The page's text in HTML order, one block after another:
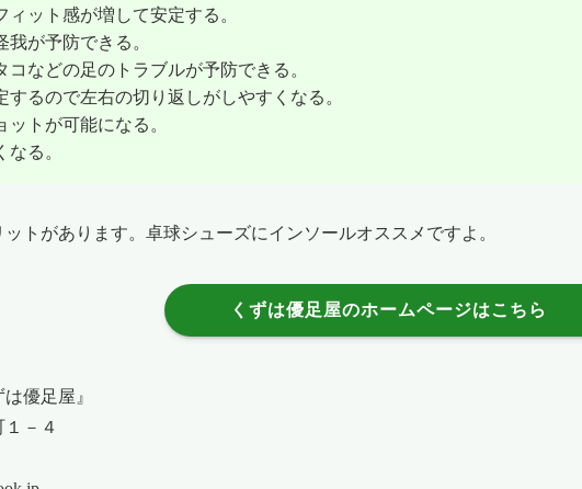
ィット感が増して安定する。
我が予防できる。
コなどの足のトラブルが予防できる。
するので左右の切り返しがしやすくなる。
ットが可能になる。
なる。
トがあります。卓球シューズにインソールオススメですよ。
くずは優足屋のホームページはこちら
優足屋』
－４